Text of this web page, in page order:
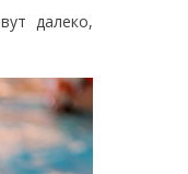
далеко,